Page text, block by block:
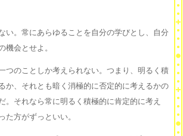
い。常にあらゆることを自分の学びとし、自分
機会とせよ。
つのことしか考えられない。つまり、明るく積
か、それとも暗く消極的に否定的に考えるかの
。それなら常に明るく積極的に肯定的に考え
た方がずっといい。